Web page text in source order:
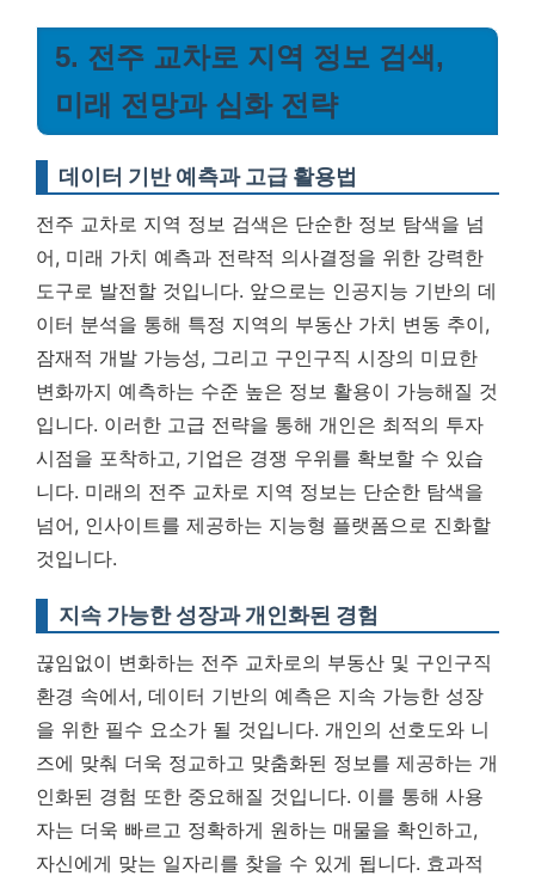
5. 전주 교차로 지역 정보 검색,
미래 전망과 심화 전략
데이터 기반 예측과 고급 활용법
전주 교차로 지역 정보 검색은 단순한 정보 탐색을 넘
어, 미래 가치 예측과 전략적 의사결정을 위한 강력한
도구로 발전할 것입니다. 앞으로는 인공지능 기반의 데
이터 분석을 통해 특정 지역의 부동산 가치 변동 추이,
잠재적 개발 가능성, 그리고 구인구직 시장의 미묘한
변화까지 예측하는 수준 높은 정보 활용이 가능해질 것
입니다. 이러한 고급 전략을 통해 개인은 최적의 투자
시점을 포착하고, 기업은 경쟁 우위를 확보할 수 있습
니다. 미래의 전주 교차로 지역 정보는 단순한 탐색을
넘어, 인사이트를 제공하는 지능형 플랫폼으로 진화할
것입니다.
지속 가능한 성장과 개인화된 경험
끊임없이 변화하는 전주 교차로의 부동산 및 구인구직
환경 속에서, 데이터 기반의 예측은 지속 가능한 성장
을 위한 필수 요소가 될 것입니다. 개인의 선호도와 니
즈에 맞춰 더욱 정교하고 맞춤화된 정보를 제공하는 개
인화된 경험 또한 중요해질 것입니다. 이를 통해 사용
자는 더욱 빠르고 정확하게 원하는 매물을 확인하고,
자신에게 맞는 일자리를 찾을 수 있게 됩니다. 효과적